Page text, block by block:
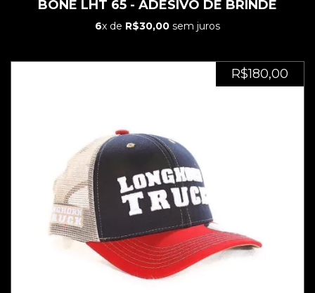
BONÉ LHT 65 - ADESIVO DE BRINDE
6x de R$30,00 sem juros
R$180,00